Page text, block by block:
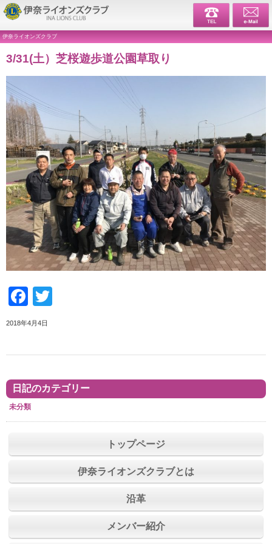
伊奈ライ
伊奈ライオンズクラブ
3/31(土）芝桜遊歩道公園草取り
Facebook
2018年4月4日
日記のカテゴリー
未分類
トップページ
伊奈ライオンズクラブとは
沿革
メンバー紹介